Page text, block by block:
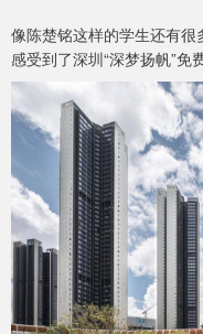
像陈楚铭这样的学生还有
感受到了深圳“深梦扬帆”免